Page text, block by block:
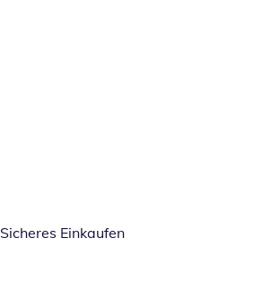
Sicheres Einkaufen